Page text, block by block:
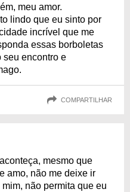
meu amor.
lindo que eu sinto por
incrível que me
essas borboletas
seu encontro e
COMPARTILHAR
mesmo que
amo, não me deixe ir
não permita que eu